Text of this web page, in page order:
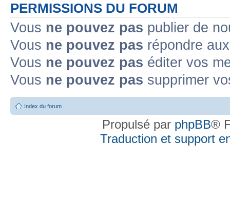
PERMISSIONS DU FORUM
Vous ne pouvez pas publier de
Vous ne pouvez pas répondre
Vous ne pouvez pas éditer vos
Vous ne pouvez pas supprimer
Index du forum
Propulsé par phpBB®
Traduction et support